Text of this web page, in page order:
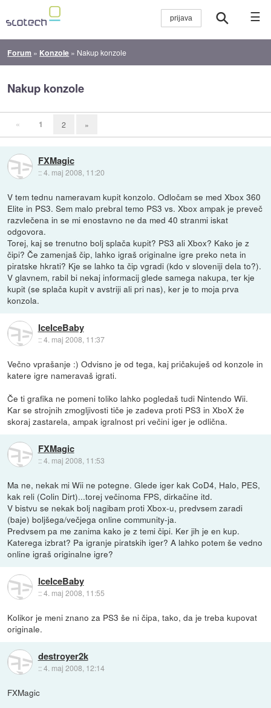
☰
Forum » Konzole » Nakup konzole
Nakup konzole
« 1 2 »
FXMagic
::4. maj 2008, 11:20
V tem tednu nameravam kupit konzolo. Odločam se med Xbox 360
Elite in PS3. Sem malo prebral temo PS3 vs. Xbox ampak je preveč
razvlečena in se mi enostavno ne da med 40 stranmi iskat
odgovora.
Torej, kaj se trenutno bolj splača kupit? PS3 ali Xbox? Kako je z
čipi? Če zamenjaš čip, lahko igraš originalne igre preko neta in
piratske hkrati? Kje se lahko ta čip vgradi (kdo v sloveniji dela to?).
V glavnem, rabil bi nekaj informacij glede samega nakupa, ter kje
kupit (se splača kupit v avstriji ali pri nas), ker je to moja prva
konzola.
IceIceBaby
::4. maj 2008, 11:37
Večno vprašanje :) Odvisno je od tega, kaj pričakuješ od konzole in
katere igre nameravaš igrati.
Če ti grafika ne pomeni toliko lahko pogledaš tudi Nintendo Wii.
Kar se strojnih zmogljivosti tiče je zadeva proti PS3 in XboX že
skoraj zastarela, ampak igralnost pri večini iger je odlična.
FXMagic
::4. maj 2008, 11:53
Ma ne, nekak mi Wii ne potegne. Glede iger kak CoD4, Halo, PES,
kak reli (Colin Dirt)...torej večinoma FPS, dirkačine itd.
V bistvu se nekak bolj nagibam proti Xbox-u, predvsem zaradi
(baje) boljšega/večjega online community-ja.
Predvsem pa me zanima kako je z temi čipi. Ker jih je en kup.
Katerega izbrat? Pa igranje piratskih iger? A lahko potem še vedno
online igraš originalne igre?
IceIceBaby
::4. maj 2008, 11:55
Kolikor je meni znano za PS3 še ni čipa, tako, da je treba kupovat
originale.
destroyer2k
::4. maj 2008, 12:14
FXMagic